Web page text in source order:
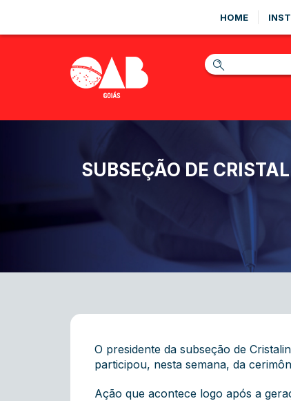
HOME
SUBSEÇÃO DE
O presidente da subseção de
participou, nesta semana, da
Ação que acontece logo após a